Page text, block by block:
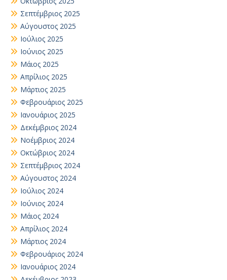
Σεπτέμβριος 2025
Αύγουστος 2025
Ιούλιος 2025
Ιούνιος 2025
Μάιος 2025
Απρίλιος 2025
Μάρτιος 2025
Φεβρουάριος 2025
Ιανουάριος 2025
Δεκέμβριος 2024
Νοέμβριος 2024
Οκτώβριος 2024
Σεπτέμβριος 2024
Αύγουστος 2024
Ιούλιος 2024
Ιούνιος 2024
Μάιος 2024
Απρίλιος 2024
Μάρτιος 2024
Φεβρουάριος 2024
Ιανουάριος 2024